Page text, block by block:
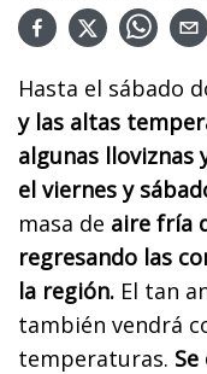
Hasta el sábado
y las altas
algunas lloviznas
el viernes y
masa de aire fría
regresando las
la región. El tan
también vendrá
temperaturas.